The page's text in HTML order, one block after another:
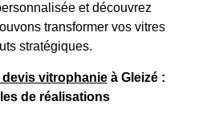
et découvrez
transformer vos vitres
stratégiques.
devis vitrophanieà Gleizé :
de réalisations